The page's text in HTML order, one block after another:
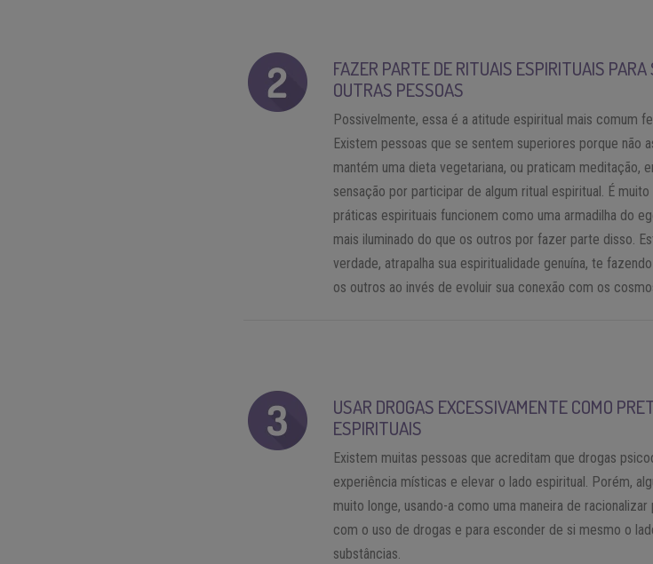
FAZER PARTE DE RITUAIS ESPIRITUAIS
OUTRAS PESSOAS
Possivelmente, essa é a atitude espiritual mais comum
Existem pessoas que se sentem superiores porque não
mantém uma dieta vegetariana, ou praticam meditação,
sensação por participar de algum ritual espiritual. É
práticas espirituais funcionem como uma armadilha do
mais iluminado do que os outros por fazer parte disso.
verdade, atrapalha sua espiritualidade genuína, te
os outros ao invés de evoluir sua conexão com os
USAR DROGAS EXCESSIVAMENTE COMO
ESPIRITUAIS
Existem muitas pessoas que acreditam que drogas
experiência místicas e elevar o lado espiritual. Porém,
muito longe, usando-a como uma maneira de
com o uso de drogas e para esconder de si mesmo o
substâncias.